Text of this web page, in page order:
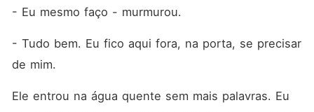
- Eu mesmo faço - murmurou.
- Tudo bem. Eu fico aqui fora, na porta, se precisar
de mim.
Ele entrou na água quente sem mais palavras. Eu